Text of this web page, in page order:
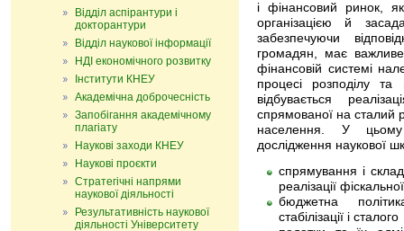
Відділ аспірантури і
докторантури
Відділ наукової інформації
НДІ економічного розвитку
Інститути КНЕУ
Академічна доброчесність
Запобігання академічному
плагіату
Наукові заходи КНЕУ
Наукові проєкти
Стратегічні напрями
наукової діяльності
Результативність наукової
діяльності Університету
і фінансовий ринок,
організацією й
забезпечуючи
громадян, має
фінансовій системі
процесі розподілу та
відбувається
спрямованої на сталий
населення. У цьому
дослідження наукової
спрямування і
реалізації
бюджетна
стабілізації і